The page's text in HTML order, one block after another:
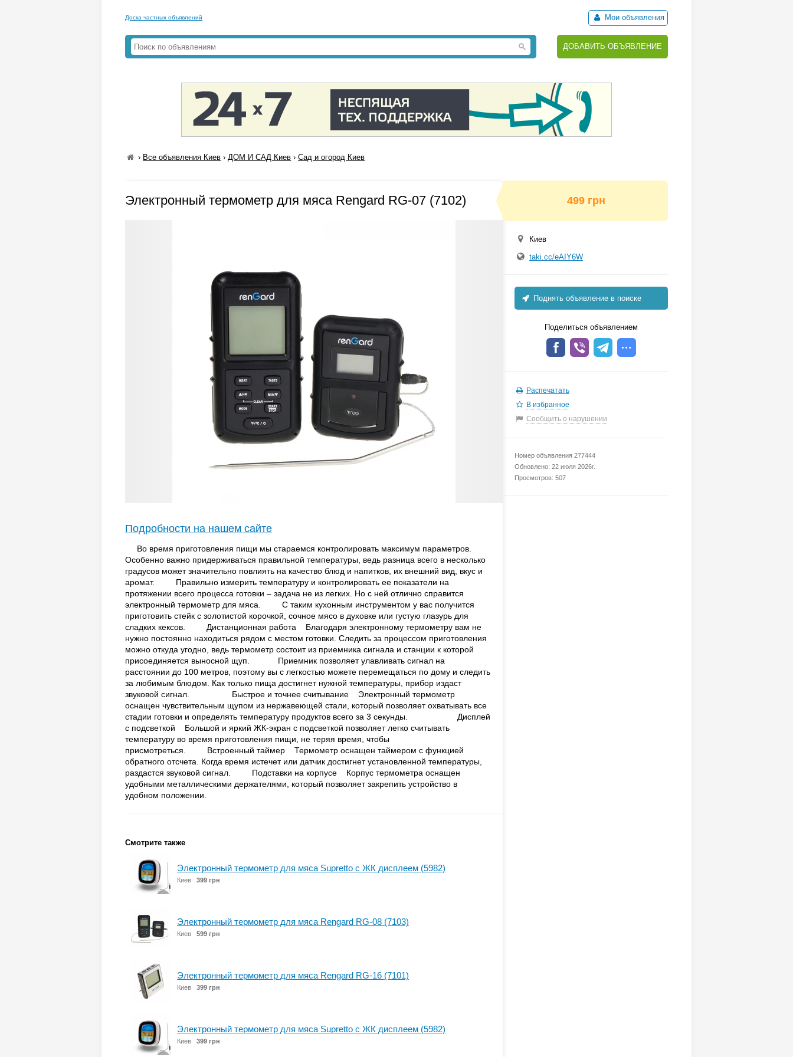
Доска частных объявлений Мои объявления
ДОБАВИТЬ ОБЪЯВЛЕНИЕ
› Все объявления Киев ›ДОМ И САД Киев ›Сад и огород Киев
Электронный термометр для мяса Rengard RG-07 (7102)
Подробности на нашем сайте
Во время приготовления пищи мы стараемся контролировать максимум параметров.
Особенно важно придерживаться правильной температуры, ведь разница всего в несколько
градусов может значительно повлиять на качество блюд и напитков, их внешний вид, вкус и
аромат. Правильно измерить температуру и контролировать ее показатели на
протяжении всего процесса готовки – задача не из легких. Но с ней отлично справится
электронный термометр для мяса. С таким кухонным инструментом у вас получится
приготовить стейк с золотистой корочкой, сочное мясо в духовке или густую глазурь для
сладких кексов. Дистанционная работа Благодаря электронному термометру вам не
нужно постоянно находиться рядом с местом готовки. Следить за процессом приготовления
можно откуда угодно, ведь термометр состоит из приемника сигнала и станции к которой
присоединяется выносной щуп. Приемник позволяет улавливать сигнал на
расстоянии до 100 метров, поэтому вы с легкостью можете перемещаться по дому и следить
за любимым блюдом. Как только пища достигнет нужной температуры, прибор издаст
звуковой сигнал. Быстрое и точнее считывание Электронный термометр
оснащен чувствительным щупом из нержавеющей стали, который позволяет охватывать все
стадии готовки и определять температуру продуктов всего за 3 секунды. Дисплей
с подсветкой Большой и яркий ЖК-экран с подсветкой позволяет легко считывать
температуру во время приготовления пищи, не теряя время, чтобы
присмотреться. Встроенный таймер Термометр оснащен таймером с функцией
обратного отсчета. Когда время истечет или датчик достигнет установленной температуры,
раздастся звуковой сигнал. Подставки на корпусе Корпус термометра оснащен
удобными металлическими держателями, который позволяет закрепить устройство в
удобном положении.
Смотрите также
Электронный термометр для мяса Supretto с ЖК дисплеем (5982)
Киев 399 грн
Электронный термометр для мяса Rengard RG-08 (7103)
Киев 599 грн
Электронный термометр для мяса Rengard RG-16 (7101)
Киев 399 грн
Электронный термометр для мяса Supretto с ЖК дисплеем (5982)
Киев 399 грн
499 грн
Киев
taki.cc/eAIY6W
Поднять объявление в поиске
Поделиться объявлением
Распечатать
В избранное
Сообщить о нарушении
Номер объявления 277444
Обновлено: 22 июля 2026г.
Просмотров: 507